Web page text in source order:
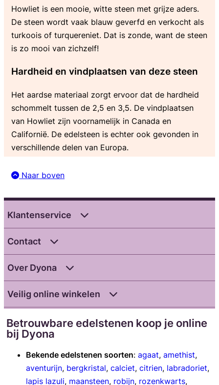
Howliet is een mooie, witte steen met grijze aders.
De steen wordt vaak blauw geverfd en verkocht als
turkoois of turquereniet. Dat is zonde, want de steen
is zo mooi van zichzelf!
Hardheid en vindplaatsen van deze steen
Het aardse materiaal zorgt ervoor dat de hardheid
schommelt tussen de 2,5 en 3,5. De vindplaatsen
van Howliet zijn voornamelijk in Canada en
Californië. De edelsteen is echter ook gevonden in
verschillende delen van Europa.
Naar boven
Klantenservice
Contact
Over Dyona
Veilig online winkelen
Betrouwbare edelstenen koop je online
bij Dyona
Bekende edelstenen soorten: agaat, amethist,
aventurijn, bergkristal, calciet, citrien, labradoriet,
lapis lazuli, maansteen, robijn, rozenkwarts,